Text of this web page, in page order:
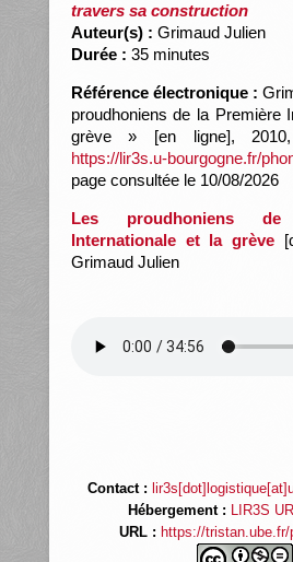
travers sa construction
Auteur(s) : Grimaud Julien
Durée : 35 minutes
Référence électronique :
proudhoniens de la Première
grève » [en ligne],
https://lir3s.u-bourgogne.fr/
page consultée le 10/08/2026
Les proudhoniens
Internationale et la grève
Grimaud Julien
Contact :
Hébergement : LIR3S
URL : https://tristan.ube.fr/